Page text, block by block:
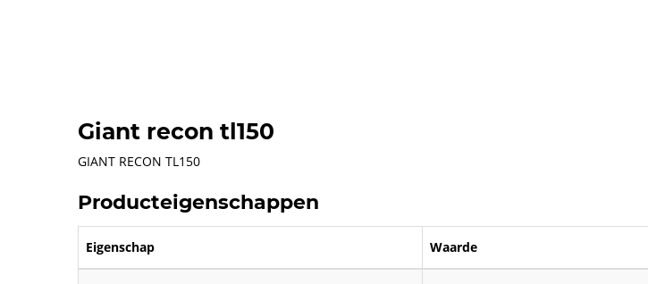
Giant recon tl150
GIANT RECON TL150
Producteigenschappen
Eigenschap Waarde